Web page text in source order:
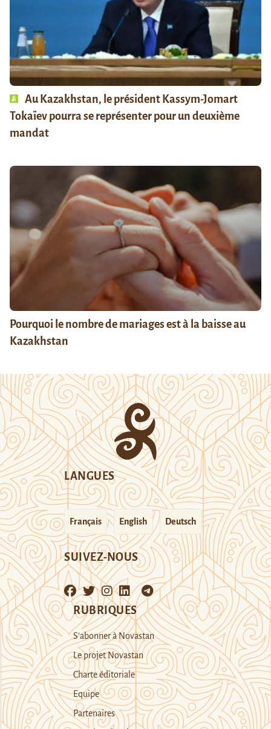
Au Kazakhstan, le président Kassym-Jomart
Tokaïev pourra se représenter pour un deuxième
mandat
Pourquoi le nombre de mariages est à la baisse au
Kazakhstan
LANGUES
Français English Deutsch
SUIVEZ-NOUS
RUBRIQUES
S’abonner à Novastan
Le projet Novastan
Charte éditoriale
Equipe
Partenaires